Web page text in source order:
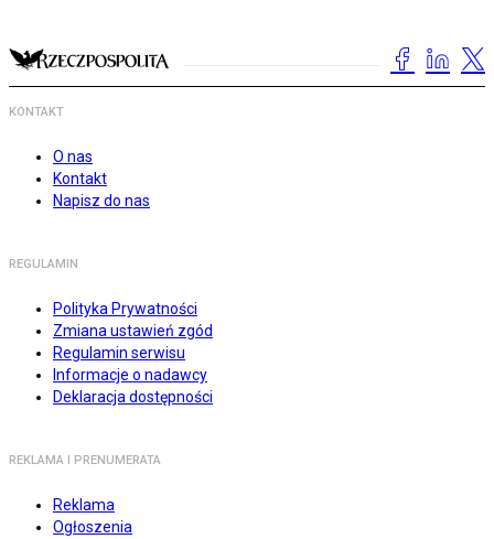
KONTAKT
O nas
Kontakt
Napisz do nas
REGULAMIN
Polityka Prywatności
Zmiana ustawień zgód
Regulamin serwisu
Informacje o nadawcy
Deklaracja dostępności
REKLAMA I PRENUMERATA
Reklama
Ogłoszenia